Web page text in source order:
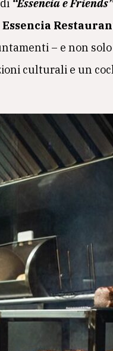
“Essencia e Friends”
Essencia
– e non
culturali e un